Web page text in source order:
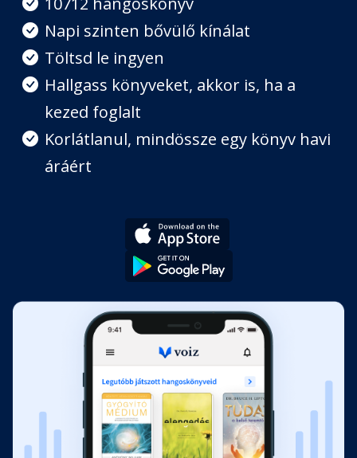
Fejezet hossza: 00:12:25
Napi szinten bővülő kínálat
Töltsd le ingyen
Hallgass könyveket, akkor is, ha a
kezed foglalt
Korlátlanul, mindössze egy könyv havi
áráért